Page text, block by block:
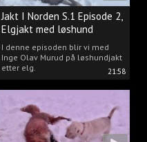
21:58
Jakt I Norden S.1 Episode 2,
Elgjakt med løshund
I denne episoden blir vi med
Inge Olav Murud på løshundjakt
etter elg.